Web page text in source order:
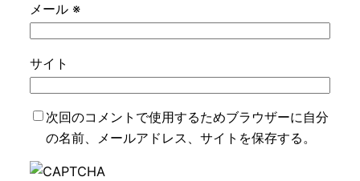
メール ※
サイト
次回のコメントで使用するためブラウザーに自分
の名前、メールアドレス、サイトを保存する。